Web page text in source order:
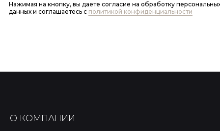
Нажимая на кнопку, вы даете согласие на обработку
данных и соглашаетесь c политикой конфиденциальности
О КОМПАНИИ